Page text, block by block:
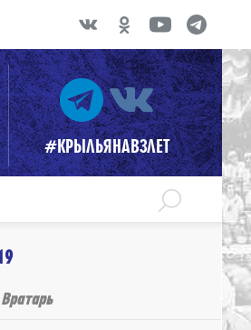
#КРЫЛЬЯНАВЗЛЕТ
Вратарь